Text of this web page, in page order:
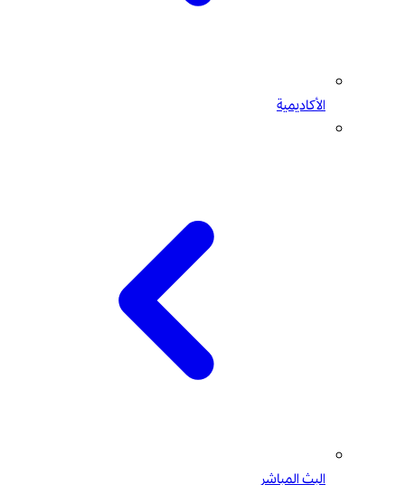
الأكاديمية
البث المباشر